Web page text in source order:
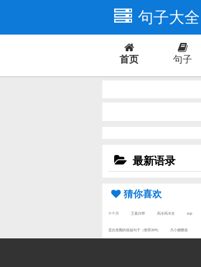
句子大全
首页 句子
最新语录
猜你喜欢
十个月 王嘉尔带 高冷高冷女 scp
适合发圈的祝福句子（推荐20句 凡亽總難捨